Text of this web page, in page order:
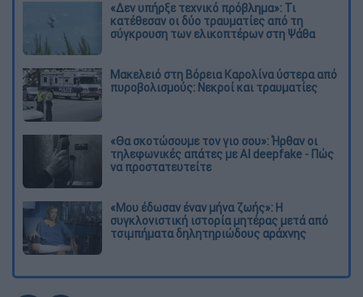
«Δεν υπήρξε τεχνικό πρόβλημα»: Τι
κατέθεσαν οι δύο τραυματίες από τη
σύγκρουση των ελικοπτέρων στη Ψάθα
Μακελειό στη Βόρεια Καρολίνα ύστερα από
πυροβολισμούς: Νεκροί και τραυματίες
«Θα σκοτώσουμε τον γιο σου»: Ήρθαν οι
τηλεφωνικές απάτες με AI deepfake - Πώς
να προστατευτείτε
«Μου έδωσαν έναν μήνα ζωής»: Η
συγκλονιστική ιστορία μητέρας μετά από
τσιμπήματα δηλητηριώδους αράχνης